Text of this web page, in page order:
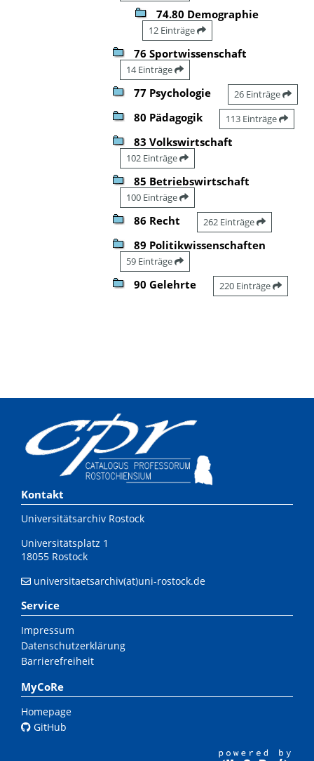
74.80 Demographie
12 Einträge
76 Sportwissenschaft
14 Einträge
77 Psychologie 26 Einträge
80 Pädagogik 113 Einträge
83 Volkswirtschaft
102 Einträge
85 Betriebswirtschaft
100 Einträge
86 Recht 262 Einträge
89 Politikwissenschaften
59 Einträge
90 Gelehrte 220 Einträge
Kontakt
Universitätsarchiv Rostock
Universitätsplatz 1
18055 Rostock
universitaetsarchiv(at)uni-rostock.de
Service
Impressum
Datenschutzerklärung
Barrierefreiheit
MyCoRe
Homepage
GitHub